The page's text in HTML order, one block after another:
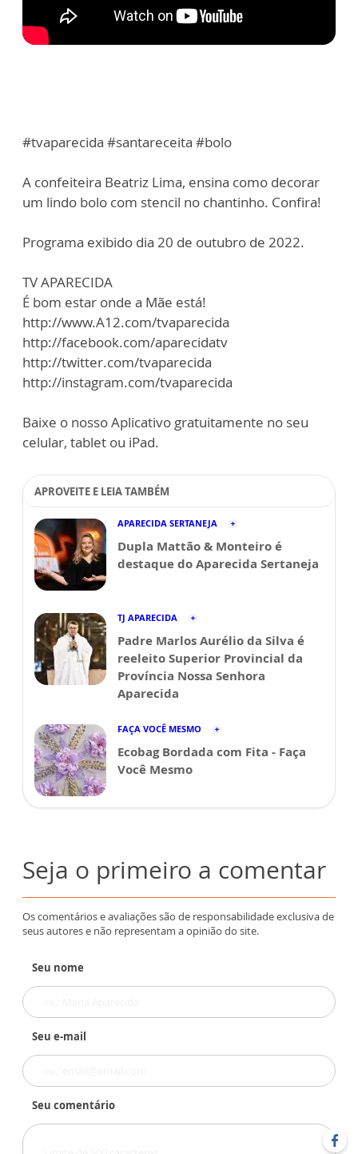
#tvaparecida #santareceita #bolo
A confeiteira Beatriz Lima, ensina como decorar
um lindo bolo com stencil no chantinho. Confira!
Programa exibido dia 20 de outubro de 2022.
TV APARECIDA
É bom estar onde a Mãe está!
http://www.A12.com/tvaparecida
http://facebook.com/aparecidatv
http://twitter.com/tvaparecida
http://instagram.com/tvaparecida
Baixe o nosso Aplicativo gratuitamente no seu
celular, tablet ou iPad.
APROVEITE E LEIA TAMBÉM
APARECIDA SERTANEJA
Dupla Mattão & Monteiro é
destaque do Aparecida Sertaneja
TJ APARECIDA
Padre Marlos Aurélio da Silva é
reeleito Superior Provincial da
Província Nossa Senhora
Aparecida
FAÇA VOCÊ MESMO
Ecobag Bordada com Fita - Faça
Você Mesmo
Seja o primeiro a comentar
Os comentários e avaliações são de responsabilidade exclusiva de
seus autores e não representam a opinião do site.
Seu nome
Seu e-mail
Seu comentário